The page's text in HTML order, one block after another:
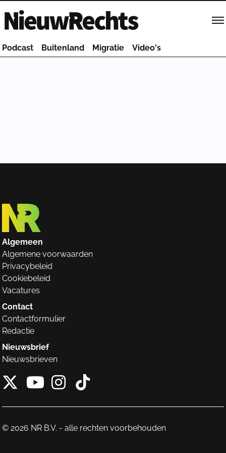
Homepage van NieuwRechts
Podcast Buitenland Migratie Video's
Algemeen
Algemene voorwaarden
Privacybeleid
Cookiebeleid
Vacatures
Contact
Contactformulier
Redactie
Nieuwsbrief
Nieuwsbrieven
X van NieuwRechts
Instagram van
Tiktok van
© 2026 NR B.V. - alle rechten voorbehouden